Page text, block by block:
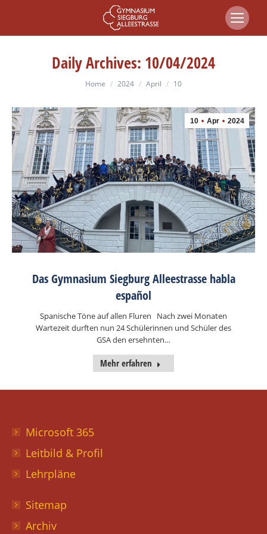
Daily Archives: 10/04/2024
You are here:
Home 2024 April 10
10 Apr 2024
Das Gymnasium Siegburg Alleestrasse habla
español
Spanische Töne auf allen Fluren Nach zwei Monaten
Wartezeit durften nun 24 Schülerinnen und Schüler des
GSA den ersehnten…
Mehr erfahren
Microsoft 365
Leitbild & Profil
Lehrpläne
Sitemap
Archiv